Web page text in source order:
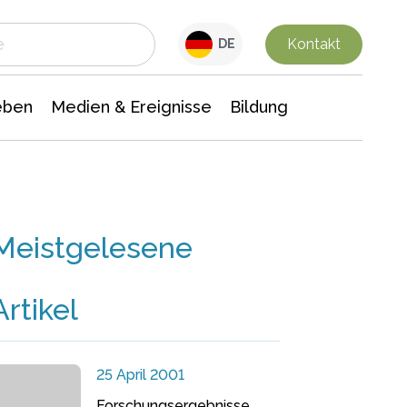
DE Kontakt
Medien & Ereignisse Bildung
25 April 2001